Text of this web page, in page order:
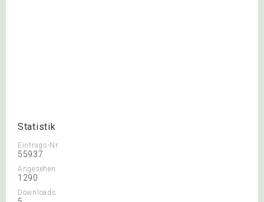
Statistik
Eintrags-Nr.
55937
Angesehen
1290
Downloads